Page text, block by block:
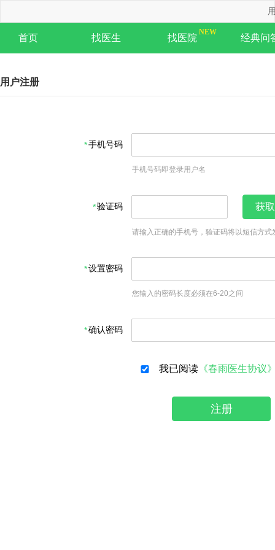
首页 找医生 找医院 经典问
用户注册
手机号码
手机号码即登录用户名
验证码 获
请输入正确的手机号，验证码将以短信方式
设置密码
您输入的密码长度必须在6-20之间
确认密码
我已阅读 《春雨医生协议
注册